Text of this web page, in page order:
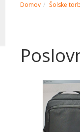
Domov Šolske